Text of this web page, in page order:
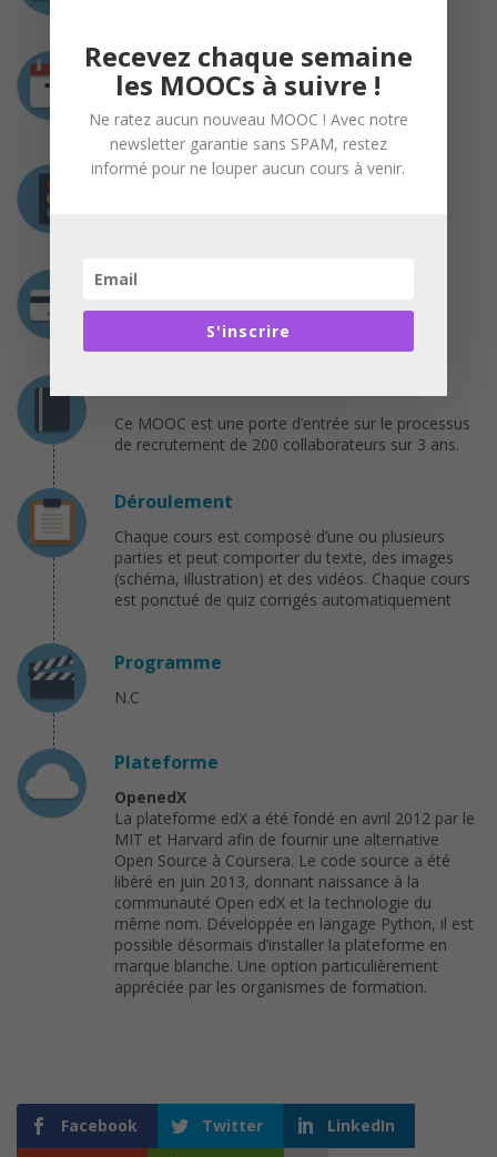
Durée
3 semaines
Du 11 octobre au 04 novembre
Prérequis
Coût
Ce MOOC est une porte d’entrée sur le processus
de recrutement de 200 collaborateurs sur 3 ans.
Déroulement
Chaque cours est composé d’une ou plusieurs
parties et peut comporter du texte, des images
(schéma, illustration) et des vidéos. Chaque cours
est ponctué de quiz corrigés automatiquement
Programme
N.C
Plateforme
OpenedX
La plateforme edX a été fondé en avril 2012 par le
MIT et Harvard afin de fournir une alternative
Open Source à Coursera. Le code source a été
libéré en juin 2013, donnant naissance à la
communauté Open edX et la technologie du
même nom. Développée en langage Python, il est
possible désormais d’installer la plateforme en
marque blanche. Une option particulièrement
appréciée par les organismes de formation.
Facebook Twitter LinkedIn
Recevez chaque semaine
les MOOCs à suivre !
Ne ratez aucun nouveau MOOC ! Avec notre
newsletter garantie sans SPAM, restez
informé pour ne louper aucun cours à venir.
S'inscrire